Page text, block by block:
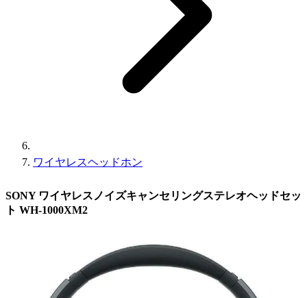
ワイヤレスヘッドホン
SONY ワイヤレスノイズキャンセリングステレオヘッドセッ
ト WH-1000XM2